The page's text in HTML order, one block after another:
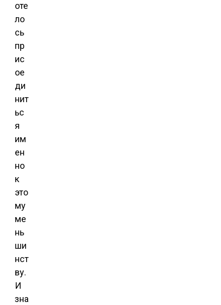
оте
ло
сь
пр
ис
ое
ди
нит
ьс
я
им
ен
но
к
это
му
ме
нь
ши
нст
ву.
И
зна